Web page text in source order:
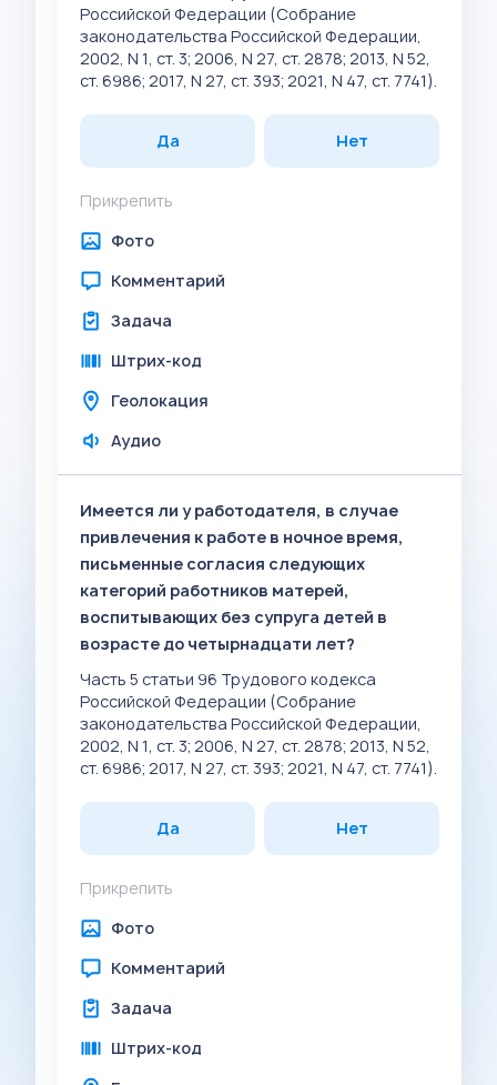
Российской Федерации (Собрание
законодательства Российской Федерации,
2002, N 1, ст. 3; 2006, N 27, ст. 2878; 2013, N 52,
ст. 6986; 2017, N 27, ст. 393; 2021, N 47, ст. 7741).
Да Нет
Прикрепить
Фото
Комментарий
Задача
Штрих-код
Геолокация
Аудио
Имеется ли у работодателя, в случае
привлечения к работе в ночное время,
письменные согласия следующих
категорий работников матерей,
воспитывающих без супруга детей в
возрасте до четырнадцати лет?
Часть 5 статьи 96 Трудового кодекса
Российской Федерации (Собрание
законодательства Российской Федерации,
2002, N 1, ст. 3; 2006, N 27, ст. 2878; 2013, N 52,
ст. 6986; 2017, N 27, ст. 393; 2021, N 47, ст. 7741).
Да Нет
Прикрепить
Фото
Комментарий
Задача
Штрих-код